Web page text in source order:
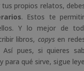
propios relatos,
. Estos te
Y lo mejor de
libros, copysen
Así pues, si quieres
para qué sirve, sigue